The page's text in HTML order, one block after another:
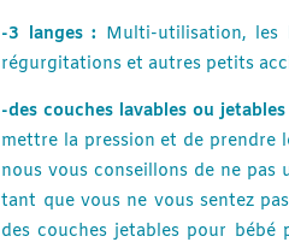
-3 langes : Multi-utilisation, les
régurgitations et autres petits
-des couches lavables ou
mettre la pression et de prendre
nous vous conseillons de ne pas
tant que vous ne vous sentez
des couches jetables pour bébé